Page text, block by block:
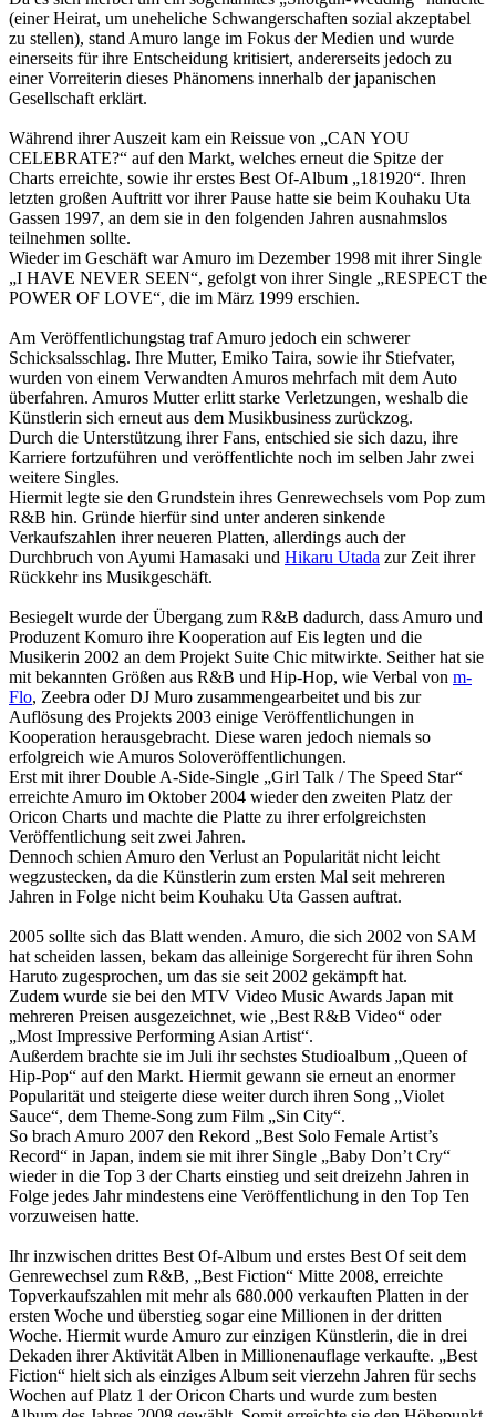
(einer Heirat, um uneheliche Schwangerschaften sozial akzeptabel
zu stellen), stand Amuro lange im Fokus der Medien und wurde
einerseits für ihre Entscheidung kritisiert, andererseits jedoch zu
einer Vorreiterin dieses Phänomens innerhalb der japanischen
Gesellschaft erklärt.
Während ihrer Auszeit kam ein Reissue von „CAN YOU
CELEBRATE?“ auf den Markt, welches erneut die Spitze der
Charts erreichte, sowie ihr erstes Best Of-Album „181920“. Ihren
letzten großen Auftritt vor ihrer Pause hatte sie beim Kouhaku Uta
Gassen 1997, an dem sie in den folgenden Jahren ausnahmslos
teilnehmen sollte.
Wieder im Geschäft war Amuro im Dezember 1998 mit ihrer Single
„I HAVE NEVER SEEN“, gefolgt von ihrer Single „RESPECT the
POWER OF LOVE“, die im März 1999 erschien.
Am Veröffentlichungstag traf Amuro jedoch ein schwerer
Schicksalsschlag. Ihre Mutter, Emiko Taira, sowie ihr Stiefvater,
wurden von einem Verwandten Amuros mehrfach mit dem Auto
überfahren. Amuros Mutter erlitt starke Verletzungen, weshalb die
Künstlerin sich erneut aus dem Musikbusiness zurückzog.
Durch die Unterstützung ihrer Fans, entschied sie sich dazu, ihre
Karriere fortzuführen und veröffentlichte noch im selben Jahr zwei
weitere Singles.
Hiermit legte sie den Grundstein ihres Genrewechsels vom Pop zum
R&B hin. Gründe hierfür sind unter anderen sinkende
Verkaufszahlen ihrer neueren Platten, allerdings auch der
Durchbruch von Ayumi Hamasaki und Hikaru Utada zur Zeit ihrer
Rückkehr ins Musikgeschäft.
Besiegelt wurde der Übergang zum R&B dadurch, dass Amuro und
Produzent Komuro ihre Kooperation auf Eis legten und die
Musikerin 2002 an dem Projekt Suite Chic mitwirkte. Seither hat sie
mit bekannten Größen aus R&B und Hip-Hop, wie Verbal von m-
Flo, Zeebra oder DJ Muro zusammengearbeitet und bis zur
Auflösung des Projekts 2003 einige Veröffentlichungen in
Kooperation herausgebracht. Diese waren jedoch niemals so
erfolgreich wie Amuros Soloveröffentlichungen.
Erst mit ihrer Double A-Side-Single „Girl Talk / The Speed Star“
erreichte Amuro im Oktober 2004 wieder den zweiten Platz der
Oricon Charts und machte die Platte zu ihrer erfolgreichsten
Veröffentlichung seit zwei Jahren.
Dennoch schien Amuro den Verlust an Popularität nicht leicht
wegzustecken, da die Künstlerin zum ersten Mal seit mehreren
Jahren in Folge nicht beim Kouhaku Uta Gassen auftrat.
2005 sollte sich das Blatt wenden. Amuro, die sich 2002 von SAM
hat scheiden lassen, bekam das alleinige Sorgerecht für ihren Sohn
Haruto zugesprochen, um das sie seit 2002 gekämpft hat.
Zudem wurde sie bei den MTV Video Music Awards Japan mit
mehreren Preisen ausgezeichnet, wie „Best R&B Video“ oder
„Most Impressive Performing Asian Artist“.
Außerdem brachte sie im Juli ihr sechstes Studioalbum „Queen of
Hip-Pop“ auf den Markt. Hiermit gewann sie erneut an enormer
Popularität und steigerte diese weiter durch ihren Song „Violet
Sauce“, dem Theme-Song zum Film „Sin City“.
So brach Amuro 2007 den Rekord „Best Solo Female Artist’s
Record“ in Japan, indem sie mit ihrer Single „Baby Don’t Cry“
wieder in die Top 3 der Charts einstieg und seit dreizehn Jahren in
Folge jedes Jahr mindestens eine Veröffentlichung in den Top Ten
vorzuweisen hatte.
Ihr inzwischen drittes Best Of-Album und erstes Best Of seit dem
Genrewechsel zum R&B, „Best Fiction“ Mitte 2008, erreichte
Topverkaufszahlen mit mehr als 680.000 verkauften Platten in der
ersten Woche und überstieg sogar eine Millionen in der dritten
Woche. Hiermit wurde Amuro zur einzigen Künstlerin, die in drei
Dekaden ihrer Aktivität Alben in Millionenauflage verkaufte. „Best
Fiction“ hielt sich als einziges Album seit vierzehn Jahren für sechs
Wochen auf Platz 1 der Oricon Charts und wurde zum besten